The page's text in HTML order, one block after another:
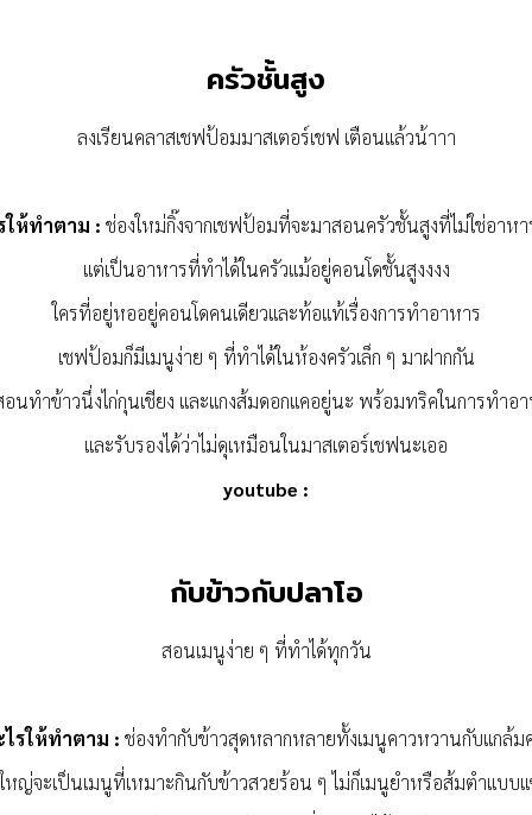
ครัวชั้นสูง
ลงเรียนคลาสเชฟป้อมมาสเตอร์เชฟ เตือนแล้วน้าาา
ให้ทำตาม : ช่องใหม่กิ๊งจากเชฟป้อมที่จะมาสอนครัวชั้นสูงที่ไม่ใช่อาห
แต่เป็นอาหารที่ทำได้ในครัวแม้อยู่คอนโดชั้นสูงงงง
ใครที่อยู่หออยู่คอนโดคนเดียวและท้อแท้เรื่องการทำอาหาร
เชฟป้อมก็มีเมนูง่าย ๆ ที่ทำได้ในห้องครัวเล็ก ๆ มาฝากกัน
นทำข้าวนึ่งไก่กุนเชียง และแกงส้มดอกแคอยู่นะ พร้อมทริคในการทำอา
และรับรองได้ว่าไม่ดุเหมือนในมาสเตอร์เชฟนะเออ
youtube :
กับข้าวกับปลาโอ
สอนเมนูง่าย ๆ ที่ทำได้ทุกวัน
ไรให้ทำตาม : ช่องทำกับข้าวสุดหลากหลายทั้งเมนูคาวหวานกับแกล้ม
หญ่จะเป็นเมนูที่เหมาะกินกับข้าวสวยร้อน ๆ ไม่ก็เมนูยำหรือส้มตำแบบ